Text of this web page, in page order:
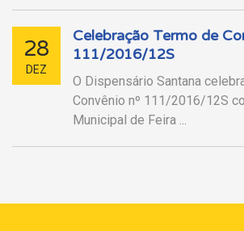
28
DEZ
Celebração Termo de
111/2016/12S
O Dispensário Santana
Convênio nº 111/2016/12S
Municipal de Feira ...